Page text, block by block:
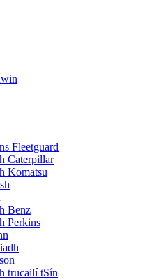
Fleetguard
Caterpillar
Komatsu
Benz
Perkins
trucailí tSín